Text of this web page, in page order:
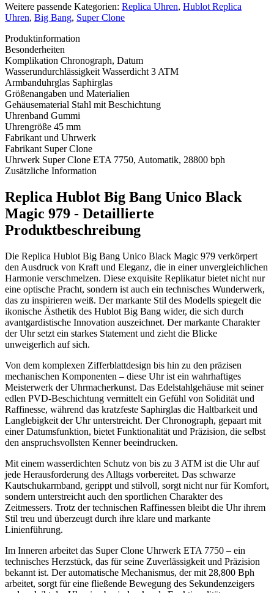
Weitere passende Kategorien: Replica Uhren, Hublot Replica
Uhren, Big Bang, Super Clone
Produktinformation
Besonderheiten
Komplikation Chronograph, Datum
Wasserundurchlässigkeit Wasserdicht 3 ATM
Armbanduhrglas Saphirglas
Größenangaben und Materialien
Gehäusematerial Stahl mit Beschichtung
Uhrenband Gummi
Uhrengröße 45 mm
Fabrikant und Uhrwerk
Fabrikant Super Clone
Uhrwerk Super Clone ETA 7750, Automatik, 28800 bph
Zusätzliche Information
Replica Hublot Big Bang Unico Black
Magic 979 - Detaillierte
Produktbeschreibung
Die Replica Hublot Big Bang Unico Black Magic 979 verkörpert
den Ausdruck von Kraft und Eleganz, die in einer unvergleichlichen
Harmonie verschmelzen. Diese exquisite Replikatur bietet nicht nur
eine optische Pracht, sondern ist auch ein technisches Wunderwerk,
das zu inspirieren weiß. Der markante Stil des Modells spiegelt die
ikonische Ästhetik des Hublot Big Bang wider, die sich durch
avantgardistische Innovation auszeichnet. Der markante Charakter
der Uhr setzt ein starkes Statement und zieht die Blicke
unweigerlich auf sich.
Von dem komplexen Zifferblattdesign bis hin zu den präzisen
mechanischen Komponenten – diese Uhr ist ein wahrhaftiges
Meisterwerk der Uhrmacherkunst. Das Edelstahlgehäuse mit seiner
edlen PVD-Beschichtung vermittelt ein Gefühl von Solidität und
Raffinesse, während das kratzfeste Saphirglas die Haltbarkeit und
Langlebigkeit der Uhr unterstreicht. Der Chronograph, gepaart mit
einer Datumsfunktion, bietet Funktionalität und Präzision, die selbst
den anspruchsvollsten Kenner beeindrucken.
Mit einem wasserdichten Schutz von bis zu 3 ATM ist die Uhr auf
jede Herausforderung des Alltags vorbereitet. Das schwarze
Kautschukarmband, gerippt und stilvoll, sorgt nicht nur für Komfort,
sondern unterstreicht auch den sportlichen Charakter des
Zeitmessers. Trotz der technischen Raffinessen bleibt die Uhr ihrem
Stil treu und überzeugt durch ihre klare und markante
Linienführung.
Im Inneren arbeitet das Super Clone Uhrwerk ETA 7750 – ein
technisches Herzstück, das für seine Zuverlässigkeit und Präzision
bekannt ist. Der automatische Mechanismus, der mit 28,800 Bph
arbeitet, sorgt für eine fließende Bewegung des Sekundenzeigers